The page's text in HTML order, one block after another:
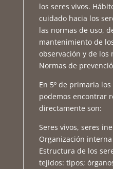
los seres vivos.
cuidado hacia los
las normas de uso,
mantenimiento de
observación y de los
Normas de
En 5º de primaria los
podemos encontrar
directamente son:
Seres vivos, seres
Organización
Estructura de los
tejidos: tipos;